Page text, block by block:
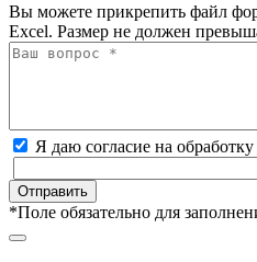
Вы можете прикрепить файл
Excel. Размер не должен
Я даю согласие на
*Поле обязательно для